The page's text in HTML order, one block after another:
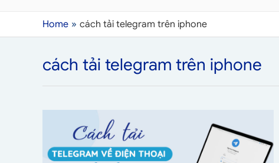
Home cách tải telegram trên iphone
cách tải telegram trên iphone